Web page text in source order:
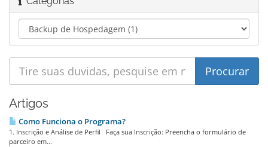
Artigos
Como Funciona o Programa?
1. Inscrição e Análise de Perfil Faça sua Inscrição: Preencha o formulário de
parceiro em...